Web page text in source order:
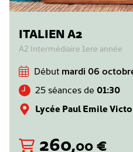
ITALIEN A2
A2 Intermédiaire 1ere année
Début mardi 06
25 séances de 01:30
Lycée Paul Emile
260,00€